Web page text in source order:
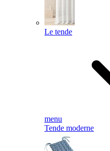
Le tende
menu
Tende moderne